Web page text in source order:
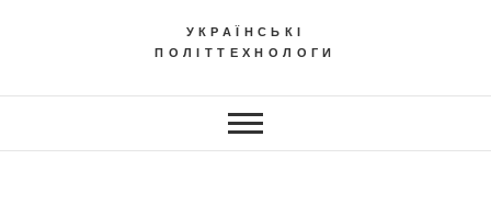
УКРАЇНСЬКІ
ПОЛІТТЕХНОЛОГИ